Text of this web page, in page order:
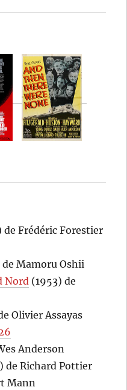
de Frédéric Forestier
de Mamoru Oshii
Nord (1953) de
Olivier Assayas
Anderson
de Richard Pottier
Mann